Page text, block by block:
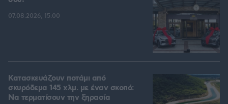
07.08.2026, 15:00
Κατασκευάζουν ποτάμι από
σκυρόδεμα 145 χλμ. με έναν σκοπό:
Να τερματίσουν την ξηρασία